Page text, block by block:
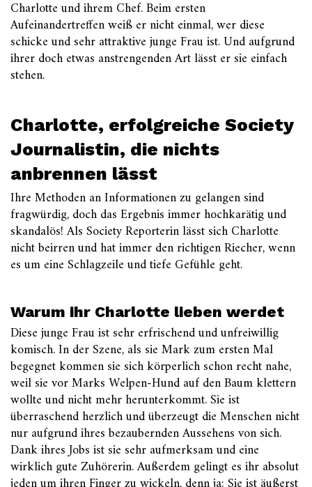
Charlotte und ihrem Chef. Beim ersten
Aufeinandertreffen weiß er nicht einmal, wer diese
schicke und sehr attraktive junge Frau ist. Und aufgrund
ihrer doch etwas anstrengenden Art lässt er sie einfach
stehen.
Charlotte, erfolgreiche Society
Journalistin, die nichts
anbrennen lässt
Ihre Methoden an Informationen zu gelangen sind
fragwürdig, doch das Ergebnis immer hochkarätig und
skandalös! Als Society Reporterin lässt sich Charlotte
nicht beirren und hat immer den richtigen Riecher, wenn
es um eine Schlagzeile und tiefe Gefühle geht.
Warum ihr Charlotte lieben werdet
Diese junge Frau ist sehr erfrischend und unfreiwillig
komisch. In der Szene, als sie Mark zum ersten Mal
begegnet kommen sie sich körperlich schon recht nahe,
weil sie vor Marks Welpen-Hund auf den Baum klettern
wollte und nicht mehr herunterkommt. Sie ist
überraschend herzlich und überzeugt die Menschen nicht
nur aufgrund ihres bezaubernden Aussehens von sich.
Dank ihres Jobs ist sie sehr aufmerksam und eine
wirklich gute Zuhörerin. Außerdem gelingt es ihr absolut